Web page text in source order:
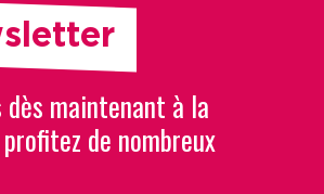
dès maintenant à la
de nombreux